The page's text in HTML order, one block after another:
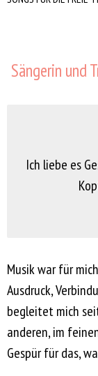
Sängerin und
Ich liebe es
Musik war für
Ausdruck,
begleitet mich
anderen, im
Gespür für das,